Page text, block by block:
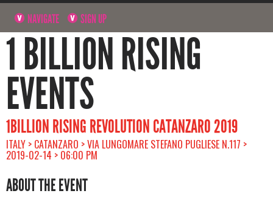
NAVIGATE SIGN UP
1 BILLION RISING
EVENTS
1BILLION RISING REVOLUTION CATANZARO 2019
ITALY > CATANZARO > VIA LUNGOMARE STEFANO PUGLIESE N.117 >
2019-02-14 > 06:00 PM
ABOUT THE EVENT